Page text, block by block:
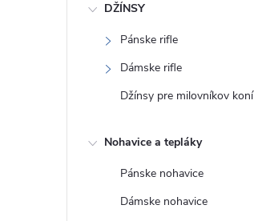
DŽÍNSY
Pánske rifle
Dámske rifle
Džínsy pre milovníkov koní
Nohavice a tepláky
Pánske nohavice
Dámske nohavice